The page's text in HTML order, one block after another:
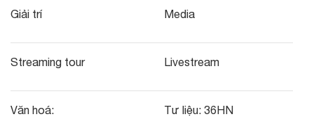
Giải trí Media
Streaming tour Livestream
Văn hoá:
Tư liệu: 36HN